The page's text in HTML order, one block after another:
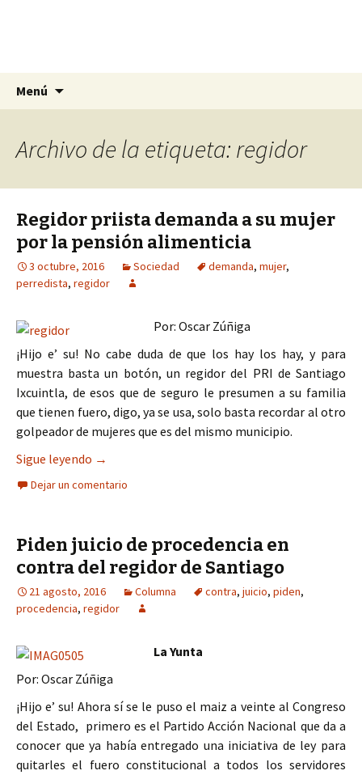
La Yunta de Tepic
La nueva opción en información
Menú
Archivo de la etiqueta: regidor
Regidor priista demanda a su mujer
por la pensión alimenticia
3 octubre, 2016 Sociedad demanda, mujer,
perredista, regidor
Por: Oscar Zúñiga
¡Hijo e’ su! No cabe duda de que los hay los hay, y para
muestra basta un botón, un regidor del PRI de Santiago
Ixcuintla, de esos que de seguro le presumen a su familia
que tienen fuero, digo, ya se usa, solo basta recordar al otro
golpeador de mujeres que es del mismo municipio.
Sigue leyendo Regidor priista demanda a su mujer por la
→
Dejar un comentario
Piden juicio de procedencia en
contra del regidor de Santiago
21 agosto, 2016 Columna contra, juicio, piden,
procedencia, regidor
La Yunta
Por: Oscar Zúñiga
¡Hijo e’ su! Ahora sí se le puso el maiz a veinte al Congreso
del Estado, primero es el Partido Acción Nacional que da a
conocer que ya había entregado una iniciativa de ley para
quitarles el fuero constitucional a todos los servidores